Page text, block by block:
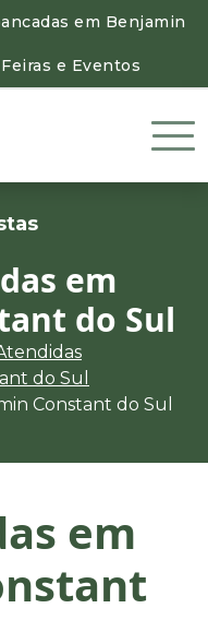
em Benjamin
e Eventos
em
do Sul
do Sul
Constant do Sul
em